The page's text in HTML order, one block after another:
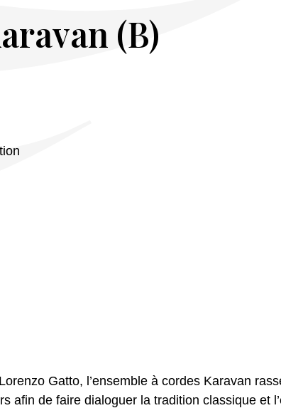
(B)
Gatto, l’ensemble à cordes Karavan
afin de faire dialoguer la tradition classique et